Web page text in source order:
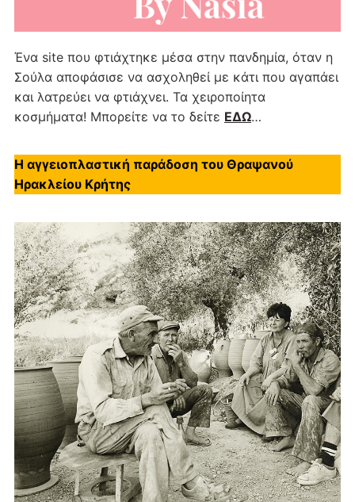
Ένα site που φτιάχτηκε μέσα στην πανδημία, όταν η
Σούλα αποφάσισε να ασχοληθεί με κάτι που αγαπάει
και λατρεύει να φτιάχνει. Τα χειροποίητα
κοσμήματα! Μπορείτε να το δείτε ΕΔΩ…
Η αγγειοπλαστική παράδοση του Θραψανού
Ηρακλείου Κρήτης